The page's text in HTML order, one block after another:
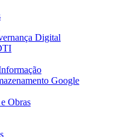
Digital
Google
Obras